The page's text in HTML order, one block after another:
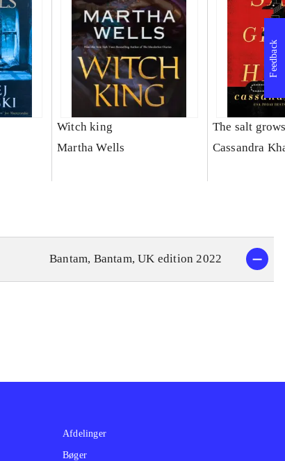
Witch king
Martha Wells
The salt
Cassandra
Bantam, Bantam, UK edition 2022
Feedback
Afdelinger
Bøger